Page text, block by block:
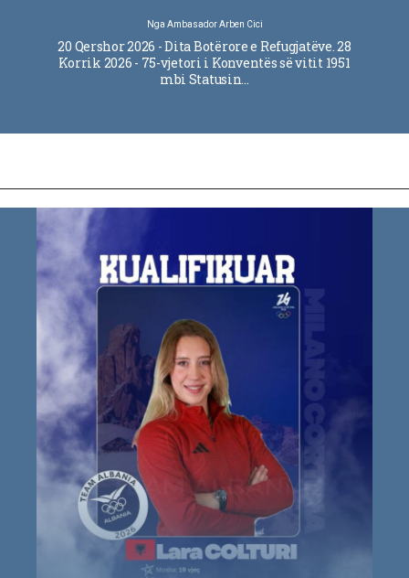
Nga Ambasador Arben Cici
20 Qershor 2026 - Dita Botërore e Refugjatëve. 28
Korrik 2026 - 75-vjetori i Konventës së vitit 1951
mbi Statusin…